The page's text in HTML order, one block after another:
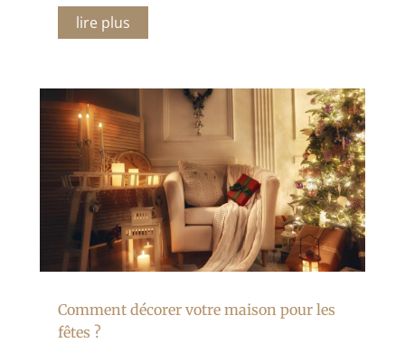
lire plus
Comment décorer votre maison pour les
fêtes ?